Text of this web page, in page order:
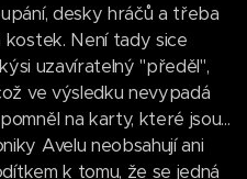
desky hráčů a třeba
Není tady sice
uzavíratelný "předěl",
ve výsledku nevypadá
na karty, které jsou...
Avelu neobsahují ani
k tomu, že se jedná